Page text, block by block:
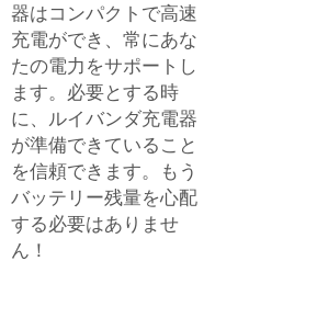
器はコンパクトで高速
充電ができ、常にあな
たの電力をサポートし
ます。必要とする時
に、ルイバンダ充電器
が準備できていること
を信頼できます。もう
バッテリー残量を心配
する必要はありませ
ん！